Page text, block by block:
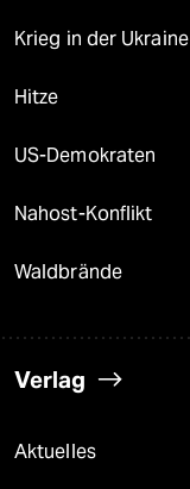
Krieg in der Ukraine
Hitze
US-Demokraten
Nahost-Konflikt
Waldbrände
Verlag
Aktuelles